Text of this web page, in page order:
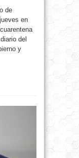
de
en
del
y